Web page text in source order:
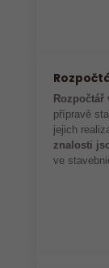
Rozpočtář
přípravě
jejich
znalosti
ve